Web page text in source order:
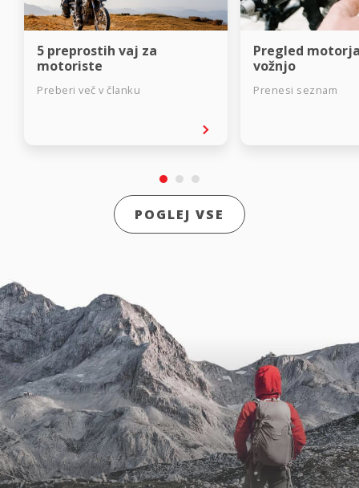
5 preprostih vaj za
motoriste
Preberi več v članku
Pregled
vožnjo
Prenesi seznam
POGLEJ VSE